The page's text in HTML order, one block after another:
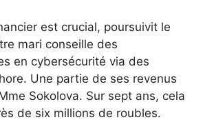
est crucial, poursuivit le
mari conseille des
en cybersécurité via des
Une partie de ses revenus
Sokolova. Sur sept ans, cela
de six millions de roubles.